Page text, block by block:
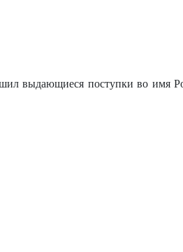
выдающиеся поступки во имя